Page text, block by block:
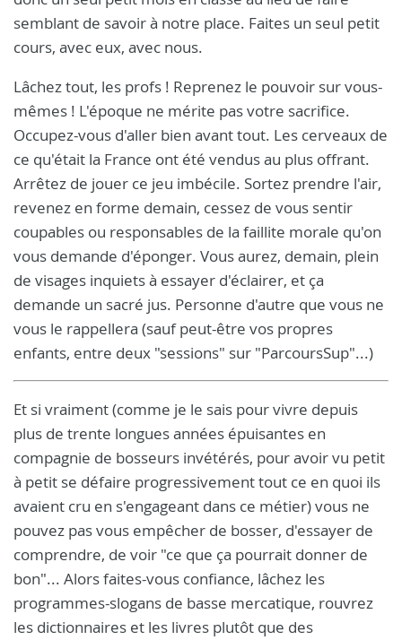
semblant de savoir à notre place. Faites un seul petit
cours, avec eux, avec nous.
Lâchez tout, les profs ! Reprenez le pouvoir sur vous-
mêmes ! L'époque ne mérite pas votre sacrifice.
Occupez-vous d'aller bien avant tout. Les cerveaux de
ce qu'était la France ont été vendus au plus offrant.
Arrêtez de jouer ce jeu imbécile. Sortez prendre l'air,
revenez en forme demain, cessez de vous sentir
coupables ou responsables de la faillite morale qu'on
vous demande d'éponger. Vous aurez, demain, plein
de visages inquiets à essayer d'éclairer, et ça
demande un sacré jus. Personne d'autre que vous ne
vous le rappellera (sauf peut-être vos propres
enfants, entre deux "sessions" sur "ParcoursSup"...)
Et si vraiment (comme je le sais pour vivre depuis
plus de trente longues années épuisantes en
compagnie de bosseurs invétérés, pour avoir vu petit
à petit se défaire progressivement tout ce en quoi ils
avaient cru en s'engageant dans ce métier) vous ne
pouvez pas vous empêcher de bosser, d'essayer de
comprendre, de voir "ce que ça pourrait donner de
bon"... Alors faites-vous confiance, lâchez les
programmes-slogans de basse mercatique, rouvrez
les dictionnaires et les livres plutôt que des